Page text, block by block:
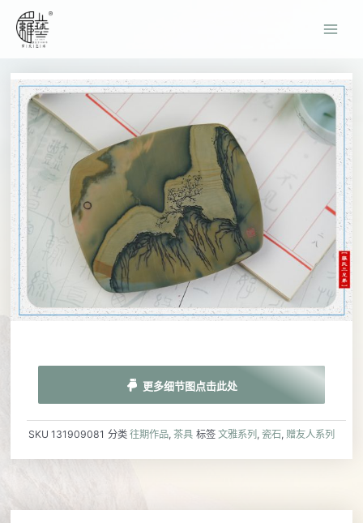
更多细节图点击此处
SKU 131909081 分类 往期作品,茶具 标签 文雅系列 ,瓷石, 赠友人系列